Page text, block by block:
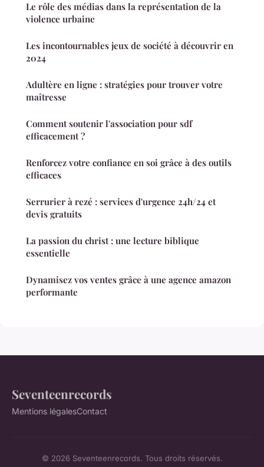
Le rôle des médias dans la représentation de la
violence urbaine
Les incontournables jeux de société à découvrir en
2024
Adultère en ligne : stratégies pour trouver votre
maîtresse
Comment soutenir l'association pour sdf
efficacement ?
Renforcez votre confiance en soi grâce à des outils
efficaces
Serrurier à rezé : services d'urgence 24h/24 et
devis gratuits
La passion du christ : une lecture biblique
essentielle
Dynamisez vos ventes grâce à une agence amazon
performante
Seventeenrecords
Mentions légalesContact
© 2026 Seventeenrecords. Tous droits réservés.